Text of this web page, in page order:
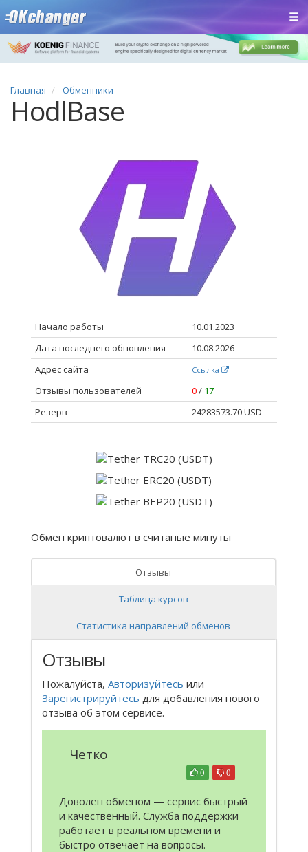
Главная Обменники
HodlBase
Начало работы
10.01.2023
Дата последнего обновления
10.08.2026
Адрес сайта
Ссылка
Отзывы пользователей 0/ 17
Резерв
24283573.70 USD
Обмен криптовалют в считаные минуты
Отзывы
Таблица курсов
Статистика направлений обменов
Отзывы
Пожалуйста, Авторизуйтесь или
Зарегистрируйтесь для добавления нового
отзыва об этом сервисе.
Четко
0
0
Доволен обменом — сервис быстрый
и качественный. Служба поддержки
работает в реальном времени и
быстро отвечает на вопросы.